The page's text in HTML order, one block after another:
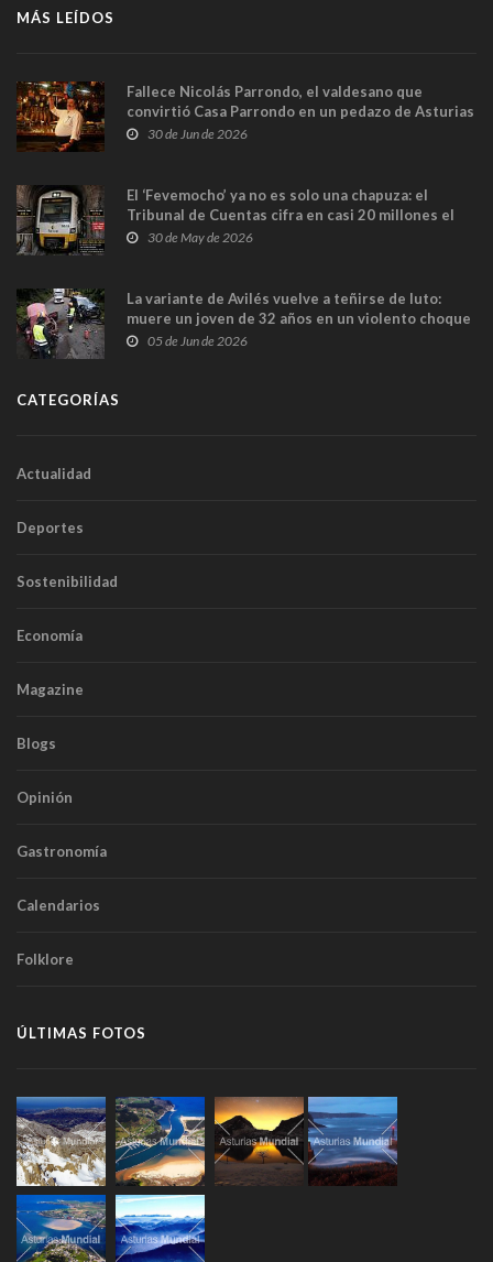
MÁS LEÍDOS
Fallece Nicolás Parrondo, el valdesano que
convirtió Casa Parrondo en un pedazo de Asturias
en Madrid
30 de Jun de 2026
El ‘Fevemocho’ ya no es solo una chapuza: el
Tribunal de Cuentas cifra en casi 20 millones el
sobrecoste de los trenes que no cabían por los
30 de May de 2026
La variante de Avilés vuelve a teñirse de luto:
muere un joven de 32 años en un violento choque
frontal
05 de Jun de 2026
CATEGORÍAS
Actualidad
Deportes
Sostenibilidad
Economía
Magazine
Blogs
Opinión
Gastronomía
Calendarios
Folklore
ÚLTIMAS FOTOS